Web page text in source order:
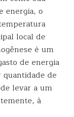
energia, o
local de
é um
de energia
de
levar a um
à